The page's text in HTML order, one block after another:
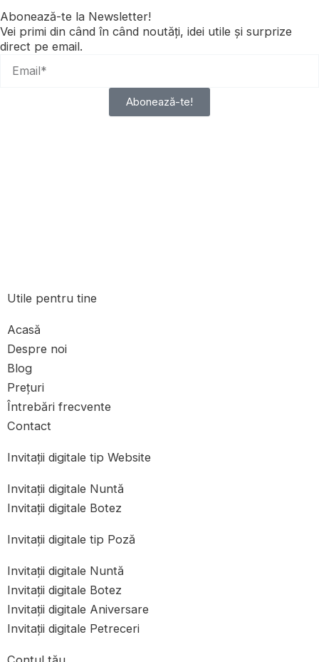
Abonează-te la Newsletter!
Vei primi din când în când noutăți, idei utile și surprize
direct pe email.
Abonează-te!
Utile pentru tine
Acasă
Despre noi
Blog
Prețuri
Întrebări frecvente
Contact
Invitații digitale tip Website
Invitații digitale Nuntă
Invitații digitale Botez
Invitații digitale tip Poză
Invitații digitale Nuntă
Invitații digitale Botez
Invitații digitale Aniversare
Invitații digitale Petreceri